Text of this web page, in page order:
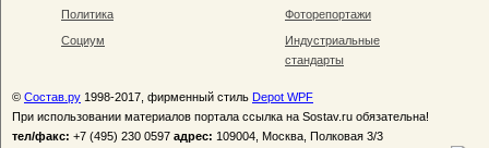
Политика
Социум
Фоторепортажи
Индустриальные
стандарты
© Состав.ру 1998-2017, фирменный стиль Depot WPF
При использовании материалов портала ссылка на Sostav.ru обязательна!
тел/факс: +7 (495) 230 0597 адрес: 109004, Москва, Полковая 3/3